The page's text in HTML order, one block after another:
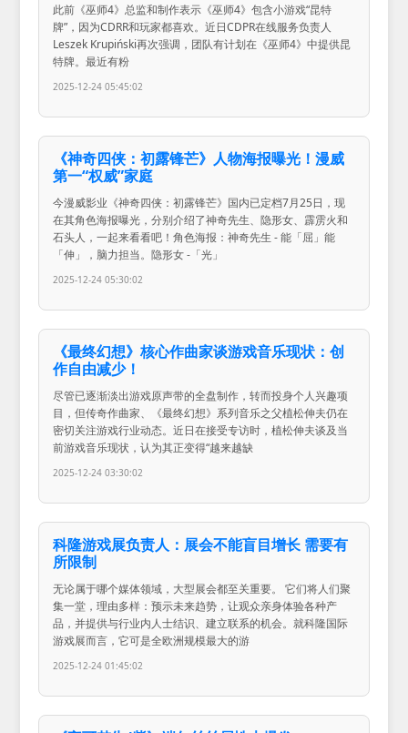
此前《巫师4》总监和制作表示《巫师4》包含小游戏“昆特
牌”，因为CDRR和玩家都喜欢。近日CDPR在线服务负责人
Leszek Krupiński再次强调，团队有计划在《巫师4》中提供昆
特牌。最近有粉
2025-12-24 05:45:02
《神奇四侠：初露锋芒》人物海报曝光！漫威
第一“权威”家庭
今漫威影业《神奇四侠：初露锋芒》国内已定档7月25日，现
在其角色海报曝光，分别介绍了神奇先生、隐形女、霹雳火和
石头人，一起来看看吧！角色海报：神奇先生 - 能「屈」能
「伸」，脑力担当。隐形女 -「光」
2025-12-24 05:30:02
《最终幻想》核心作曲家谈游戏音乐现状：创
作自由减少！
尽管已逐渐淡出游戏原声带的全盘制作，转而投身个人兴趣项
目，但传奇作曲家、《最终幻想》系列音乐之父植松伸夫仍在
密切关注游戏行业动态。近日在接受专访时，植松伸夫谈及当
前游戏音乐现状，认为其正变得“越来越缺
2025-12-24 03:30:02
科隆游戏展负责人：展会不能盲目增长 需要有
所限制
无论属于哪个媒体领域，大型展会都至关重要。 它们将人们聚
集一堂，理由多样：预示未来趋势，让观众亲身体验各种产
品，并提供与行业内人士结识、建立联系的机会。就科隆国际
游戏展而言，它可是全欧洲规模最大的游
2025-12-24 01:45:02